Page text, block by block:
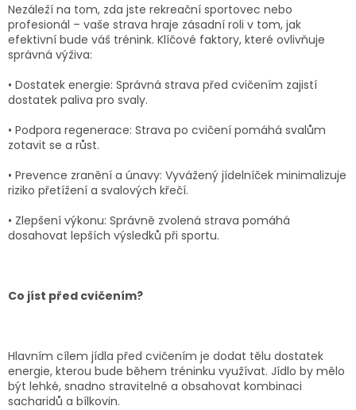
Nezáleží na tom, zda jste rekreační sportovec nebo
profesionál – vaše strava hraje zásadní roli v tom, jak
efektivní bude váš trénink. Klíčové faktory, které ovlivňuje
správná výživa:
• Dostatek energie: Správná strava před cvičením zajistí
dostatek paliva pro svaly.
• Podpora regenerace: Strava po cvičení pomáhá svalům
zotavit se a růst.
• Prevence zranění a únavy: Vyvážený jídelníček minimalizuje
riziko přetížení a svalových křečí.
• Zlepšení výkonu: Správně zvolená strava pomáhá
dosahovat lepších výsledků při sportu.
Co jíst před cvičením?
Hlavním cílem jídla před cvičením je dodat tělu dostatek
energie, kterou bude během tréninku využívat. Jídlo by mělo
být lehké, snadno stravitelné a obsahovat kombinaci
sacharidů a bílkovin.